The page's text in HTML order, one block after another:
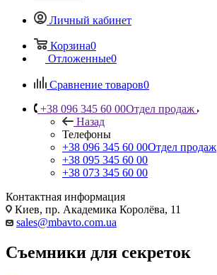
Личный кабинет
Корзина0
Отложенные0
Сравнение товаров0
+38 096 345 60 00Отдел продаж
Назад
Телефоны
+38 096 345 60 00Отдел продаж
+38 095 345 60 00
+38 073 345 60 00
Контактная информация
Киев, пр. Академика Королёва, 11
sales@mbavto.com.ua
Съемники для секреток